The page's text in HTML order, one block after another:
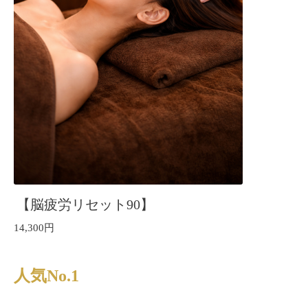
【脳疲労リセット90】
14,300円
人気No.1